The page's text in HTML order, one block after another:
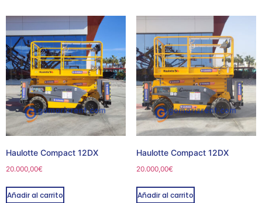
Haulotte Compact 12DX
20.000,00€
Añadir al carrito
Haulotte Compact 12DX
20.000,00€
Añadir al carrito